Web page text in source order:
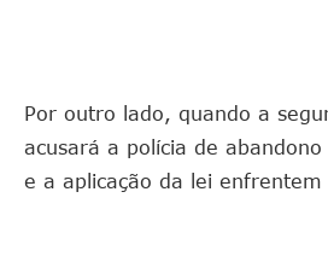
Por outro lado, quando a
acusará a polícia de
e a aplicação da lei enfrentem